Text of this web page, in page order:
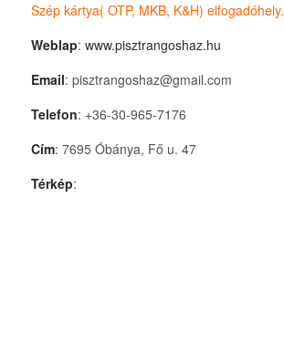
Szép kártya( OTP, MKB, K&H) elfogadóhely.
Weblap: www.pisztrangoshaz.hu
Email: pisztrangoshaz@gmail.com
Telefon: +36-30-965-7176
Cím: 7695 Óbánya, Fő u. 47
Térkép: